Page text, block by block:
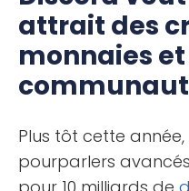
attrait des
monnaies
Plus tôt cette
pourparlers